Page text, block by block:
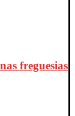
freguesias